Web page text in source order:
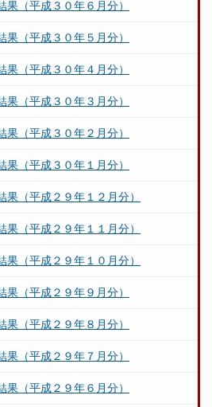
果（平成３０年６月分）
果（平成３０年５月分）
果（平成３０年４月分）
果（平成３０年３月分）
果（平成３０年２月分）
果（平成３０年１月分）
果（平成２９年１２月分）
果（平成２９年１１月分）
果（平成２９年１０月分）
果（平成２９年９月分）
果（平成２９年８月分）
果（平成２９年７月分）
果（平成２９年６月分）